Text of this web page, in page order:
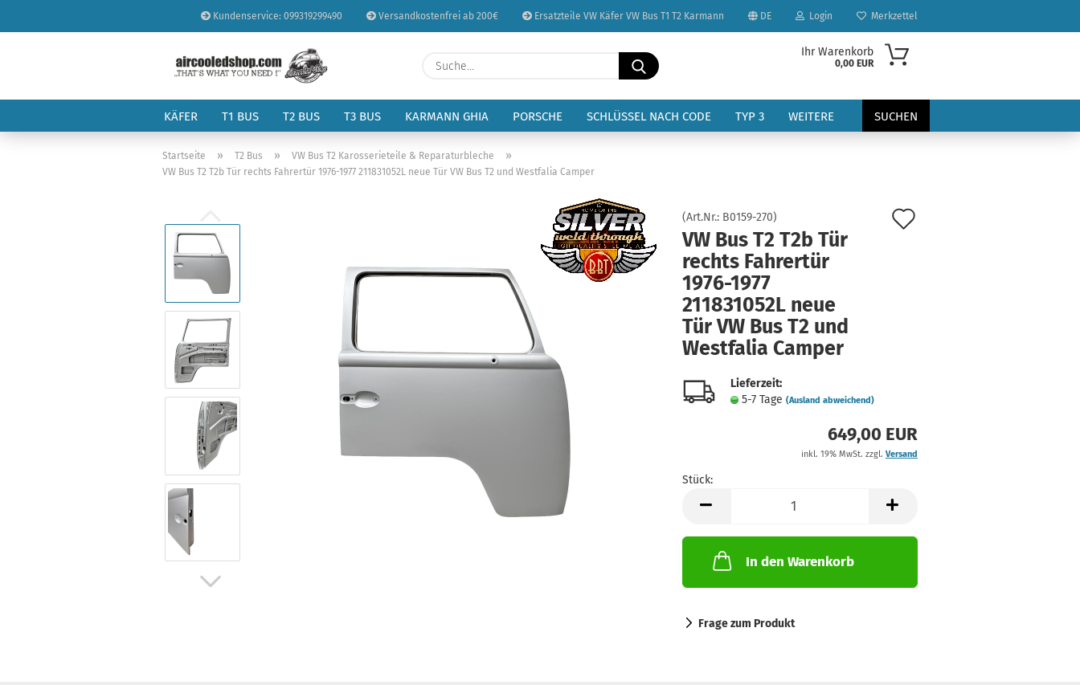
Kundenservice: 099319299490 Versandkostenfrei ab 200€ Ersatzteile VW Käfer VW Bus T1 T2 Karmann DE
Sprache auswählen
Lieferland
Login
Konto erstellen
Passwort vergessen?
Merkzettel
Suche...
Ihr Warenkorb
0,00 EUR
KÄFER T1 BUS T2 BUS T3 BUS KARMANN GHIA PORSCHE SCHLÜSSEL NACH CODE TYP 3 SUCHEN
WEITERE
Startseite » T2 Bus » VW Bus T2 Karosserieteile & Reparaturbleche »
VW Bus T2 T2b Tür rechts Fahrertür 1976-1977 211831052L neue Tür VW Bus T2 und Westfalia Camper
(Art.Nr.: B0159-270)
VW Bus T2 T2b Tür
rechts Fahrertür
1976-1977
211831052L neue
Tür VW Bus T2 und
Westfalia Camper
Lieferzeit:
5-7 Tage (Ausland abweichend)
649,00 EUR
inkl. 19% MwSt. zzgl. Versand
Stück:
Stück
In den Warenkorb
Frage zum Produkt